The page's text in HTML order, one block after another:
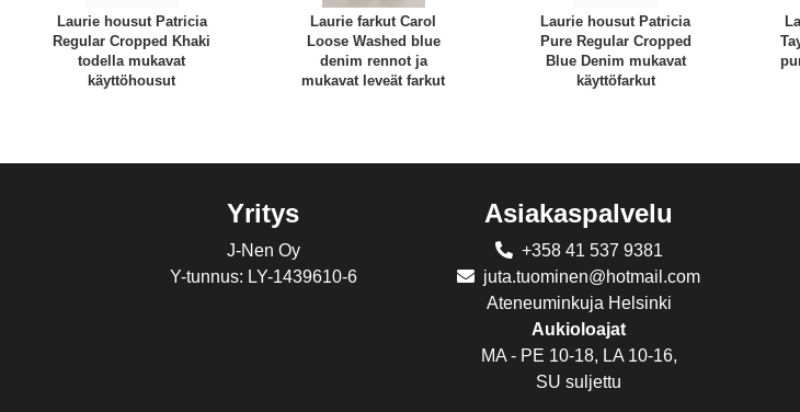
Laurie housut Patricia
Regular Cropped Khaki
todella mukavat
käyttöhousut
Laurie farkut Carol
Loose Washed blue
denim rennot ja
mukavat leveät farkut
Laurie housut Patricia
Pure Regular Cropped
Blue Denim mukavat
käyttöfarkut
Yritys
J-Nen Oy
Y-tunnus: LY-1439610-6
Asiakaspalvelu
+358 41 537 9381
juta.tuominen@hotmail.com
Ateneuminkuja Helsinki
Aukioloajat
MA - PE 10-18, LA 10-16,
SU suljettu